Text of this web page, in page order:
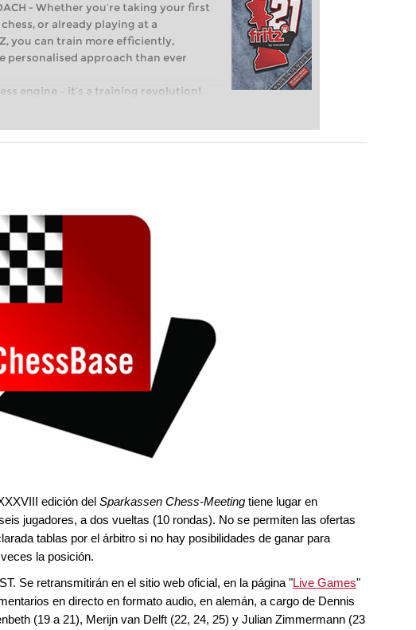
- Whether you’re taking your first
or already playing at a
you can train more efficiently,
personalised approach than ever
engine – it’s a training revolution!
steps into the world of club chess,
and with a more personalised
edición del Sparkassen Chess-Meeting tiene lugar en
jugadores, a dos vueltas (10 rondas). No se permiten las ofertas
tablas por el árbitro si no hay posibilidades de ganar para
la posición.
Se retransmitirán en el sitio web oficial, en la página "Live Games"
en directo en formato audio, en alemán, a cargo de Dennis
(19 a 21), Merijn van Delft (22, 24, 25) y Julian Zimmermann (23